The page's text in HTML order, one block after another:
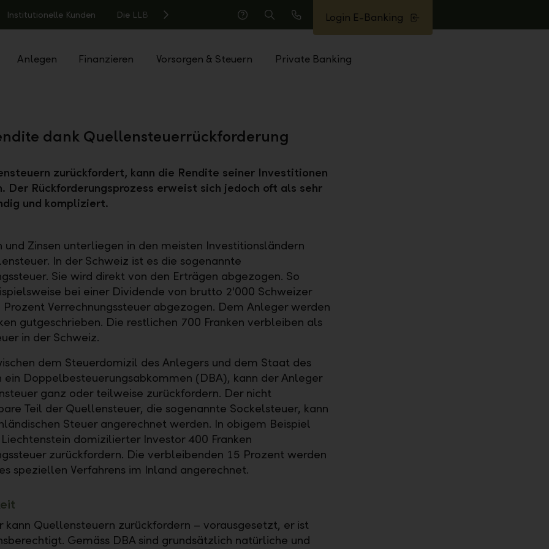
Institutionelle Kunden Die LLB
Hilfe
Suche
Anrufen
Login E-Banking
Anlegen Finanzieren Vorsorgen & Steuern Private Banking
dank Quellensteuerrückforderung
zurückfordert, kann die Rendite seiner Investitionen
Der Rückforderungsprozess erweist sich jedoch oft als sehr
und kompliziert.
und Zinsen unterliegen in den meisten Investitionsländern
In der Schweiz ist es die sogenannte
Sie wird direkt von den Erträgen abgezogen. So
bei einer Dividende von brutto 2'000 Schweizer
Prozent Verrechnungssteuer abgezogen. Dem Anleger werden
gutgeschrieben. Die restlichen 700 Franken verbleiben als
in der Schweiz.
dem Steuerdomizil des Anlegers und dem Staat des
Doppelbesteuerungsabkommen (DBA), kann der Anleger
ganz oder teilweise zurückfordern. Der nicht
Teil der Quellensteuer, die sogenannte Sockelsteuer, kann
Steuer angerechnet werden. In obigem Beispiel
domizilierter Investor 400 Franken
zurückfordern. Die verbleibenden 15 Prozent werden
speziellen Verfahrens im Inland angerechnet.
kann Quellensteuern zurückfordern – vorausgesetzt, er ist
Gemäss DBA sind grundsätzlich natürliche und